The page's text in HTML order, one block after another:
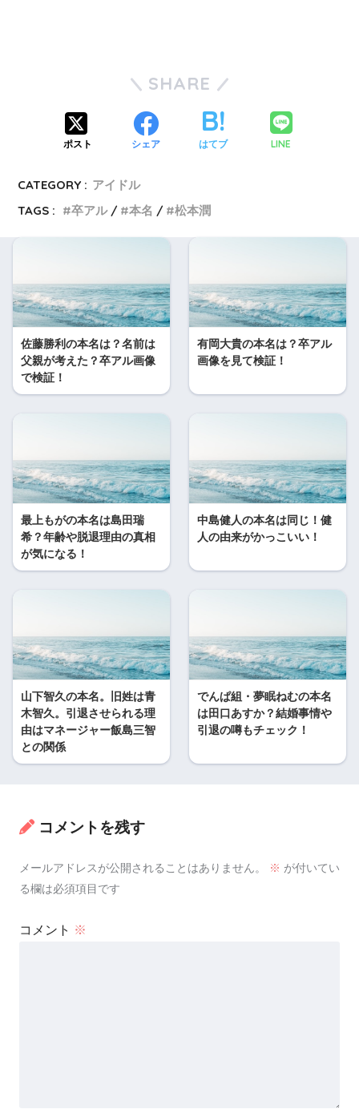
SHARE
ポスト シェア はてブ LINE
CATEGORY : アイドル
TAGS :
卒アル 本名 松本潤
佐藤勝利の本名は？名前は
父親が考えた？卒アル画像
で検証！
有岡大貴の本名は？卒アル
画像を見て検証！
最上もがの本名は島田瑞
希？年齢や脱退理由の真相
が気になる！
中島健人の本名は同じ！健
人の由来がかっこいい！
山下智久の本名。旧姓は青
木智久。引退させられる理
由はマネージャー飯島三智
との関係
でんぱ組・夢眠ねむの本名
は田口あすか？結婚事情や
引退の噂もチェック！
コメントを残す
メールアドレスが公開されることはありません。 ※ が付いてい
る欄は必須項目です
コメント ※